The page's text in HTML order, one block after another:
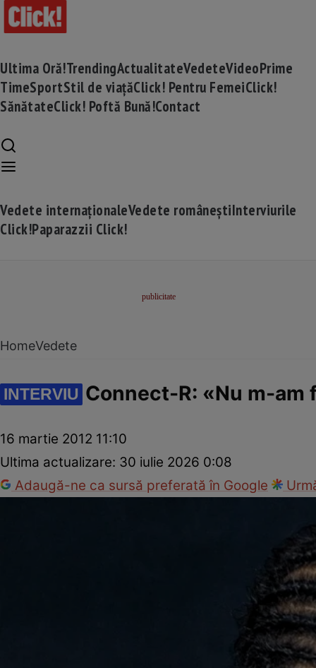
Ultima Oră!TrendingActualitateVedeteVideoPrime
TimeSportStil de viațăClick! Pentru FemeiClick!
SănătateClick! Poftă Bună!Contact
Vedete internaționaleVedete româneștiInterviurile
Click!Paparazzii Click!
HomeVedete
INTERVIU Connect-R: «Nu m-
16 martie 2012 11:10
Ultima actualizare: 30 iulie 2026 0:08
Adaugă-ne ca sursă preferată în Google